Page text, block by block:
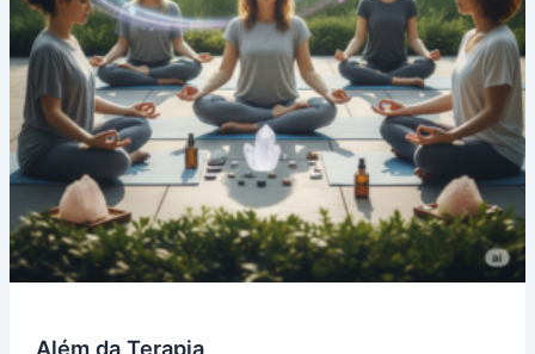
Além da Terapia